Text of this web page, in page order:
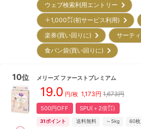
ウェブ検索利用エントリー
＋1,000㌽(初サービス利用)
楽券(買い回りに)
サーテ
食パン袋(買い回りに)
10位 メリーズ ファーストプレミアム
19.0 円/枚 1,173円 1,673円
500円OFF SPU(＋2倍㌽)
31ポイント 送料無料 ～5kg 60枚